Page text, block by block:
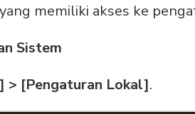
memiliki akses ke
Sistem
> [Pengaturan Lokal].